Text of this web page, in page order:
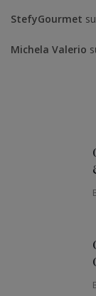
StefyGourmet su
Michela Valerio